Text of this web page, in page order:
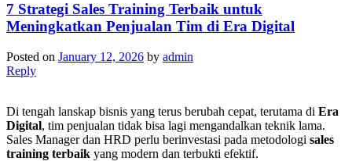
7 Strategi Sales Training Terbaik untuk
Meningkatkan Penjualan Tim di Era Digital
Posted on January 12, 2026 by admin
Reply
Di tengah lanskap bisnis yang terus berubah cepat, terutama di Era
Digital, tim penjualan tidak bisa lagi mengandalkan teknik lama.
Sales Manager dan HRD perlu berinvestasi pada metodologi sales
training terbaik yang modern dan terbukti efektif.